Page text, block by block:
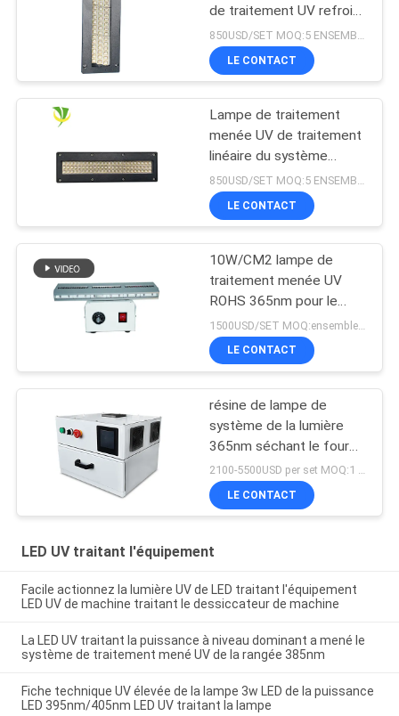
de traitement UV refroidi
à l'eau sûr du
refroidissement par l'eau
LED pour la machine
LE CONTACT
Lampe de traitement
menée UV de traitement
linéaire du système
365nm 395nm 405nm de
Shenzhen 1200w
LE CONTACT
10W/CM2 lampe de
traitement menée UV
ROHS 365nm pour le
revêtement de résine
LE CONTACT
résine de lampe de
système de la lumière
365nm séchant le four
de traitement mené UV
de la boîte 405nm
2100-5500USD per set MOQ:1 ensemble
LE CONTACT
LED UV traitant l'équipement
Facile actionnez la lumière UV de LED traitant l'équipement
LED UV de machine traitant le dessiccateur de machine
La LED UV traitant la puissance à niveau dominant a mené le
système de traitement mené UV de la rangée 385nm
Fiche technique UV élevée de la lampe 3w LED de la puissance
LED 395nm/405nm LED UV traitant la lampe